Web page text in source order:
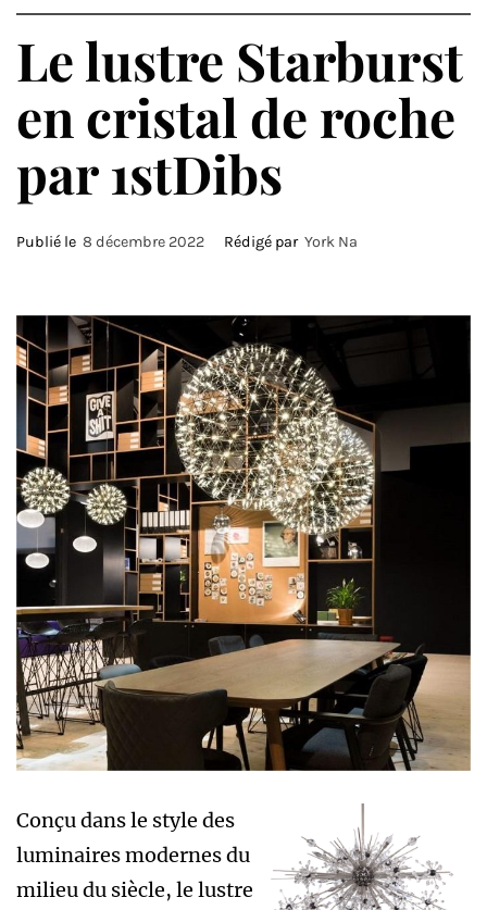
Le lustre Starburst
en cristal de roche
par 1stDibs
Publié le 8 décembre 2022 Rédigé par York Na
Conçu dans le style des
luminaires modernes du
milieu du siècle, le lustre